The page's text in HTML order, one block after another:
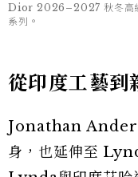
Dior 2026–2027 秋冬高
系列。
從印度工藝到
Jonathan
身，也延伸至